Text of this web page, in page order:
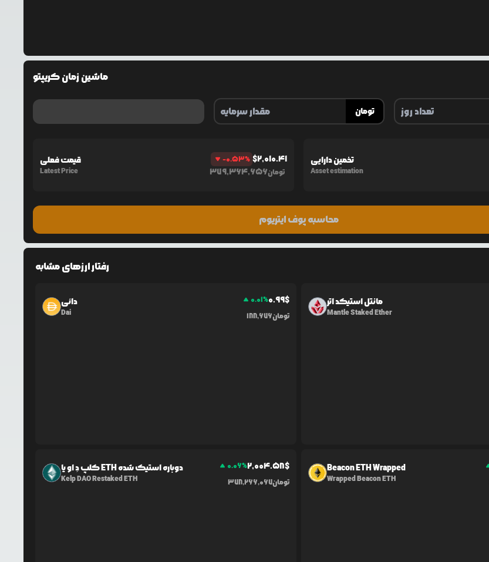
ماشین زمان کریپتو
تومان
قیمت فعلی
Latest Price
-0.53% $2,010.41
379,364,656تومان
تخمین دارایی
Asset estimation
محاسبه پوف ایتریوم
رفتار ارزهای مشابه
دائی
Dai
0.01%0.99$
188,676تومان
مانتل استیکد اتر
Mantle Staked Ether
کلپ دِ او یا ETH دوباره استیک شده
Kelp DAO Restaked ETH
0.06%2,004.58$
378,266,067تومان
Beacon ETH Wrapped
Wrapped Beacon ETH